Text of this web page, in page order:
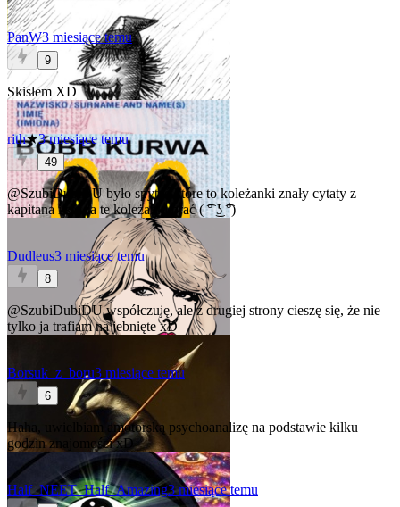
PanW3 miesiące temu
9
Skisłem XD
rith★3 miesiące temu
49
@SzubiDubiDUbyło spytać które to koleżanki znały cytaty z
kapitana i się za te koleżanki brać ( ͡° ͜ʖ ͡°)
Dudleus3 miesiące temu
8
@SzubiDubiDUwspółczuję, ale z drugiej strony cieszę się, że nie
tylko ja trafiam na jebnięte xD
Borsuk_z_boru3 miesiące temu
6
Haha, uwielbiam amotorską psychoanalizę na podstawie kilku
godzin znajomości xD
Half_NEET_Half_Amazing3 miesiące temu